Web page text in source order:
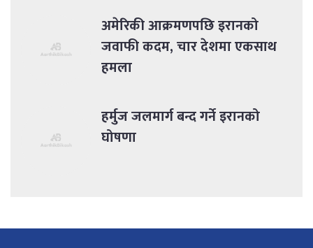
अमेरिकी आक्रमणपछि इरानको
जवाफी कदम, चार देशमा एकसाथ
हमला
हर्मुज जलमार्ग बन्द गर्ने इरानको
घोषणा